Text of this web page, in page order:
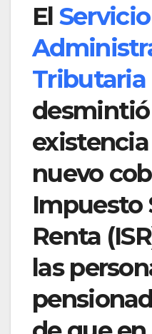
El
Tributaria
nuevo
Impuesto
Renta
las